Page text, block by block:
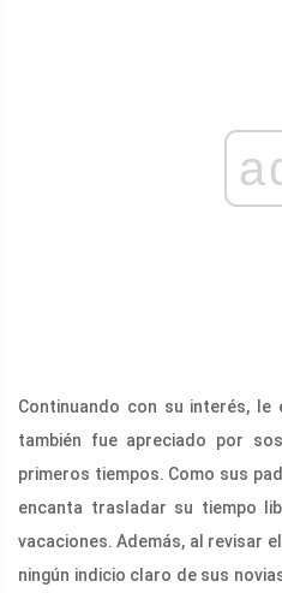
Continuando con su interés, le
también fue apreciado por
primeros tiempos. Como sus
encanta trasladar su tiempo
vacaciones. Además, al revisar
ningún indicio claro de sus